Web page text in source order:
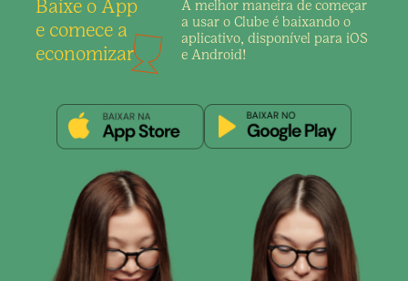
Baixe o App
e comece a
economizar
A melhor maneira de começar
a usar o Clube é baixando o
aplicativo, disponível para iOS
e Android!